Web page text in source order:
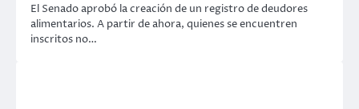
El Senado aprobó la creación de un registro de deudores
alimentarios. A partir de ahora, quienes se encuentren
inscritos no…